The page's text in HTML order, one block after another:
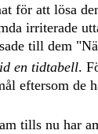
för att lösa
irriterade
till dem
en tidtabell.
eftersom de
tills nu har